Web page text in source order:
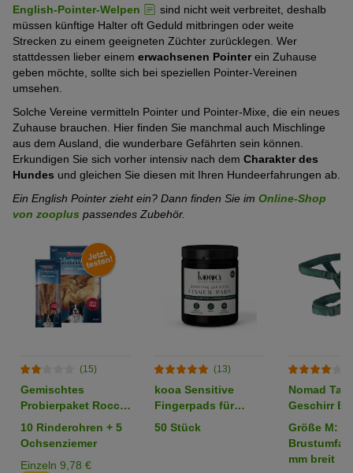
English-Pointer-Welpen
sind nicht weit verbreitet, deshalb
müssen künftige Halter oft Geduld mitbringen oder weite
Strecken zu einem geeigneten Züchter zurücklegen. Wer
stattdessen lieber einem erwachsenen Pointerein Zuhause
geben möchte, sollte sich bei speziellen Pointer-Vereinen
umsehen.
Solche Vereine vermitteln Pointer und Pointer-Mixe, die ein neues
Zuhause brauchen. Hier finden Sie manchmal auch Mischlinge
aus dem Ausland, die wunderbare Gefährten sein können.
Erkundigen Sie sich vorher intensiv nach dem Charakter des
Hundes und gleichen Sie diesen mit Ihren Hundeerfahrungen ab.
Ein English Pointer zieht ein? Dann finden Sie im Online-Shop
von zooplus passendes Zubehör.
(15)
Gemischtes
Probierpaket Rocco
Rinderohren &
Ochsenziemer
10 Rinderohren + 5
Ochsenziemer
Einzeln 9,78 €
(13)
kooa Sensitive
Fingerpads für
Augen & Ohren
50 Stück
Nomad
Geschirr
emerald
Größe M:
mm breit